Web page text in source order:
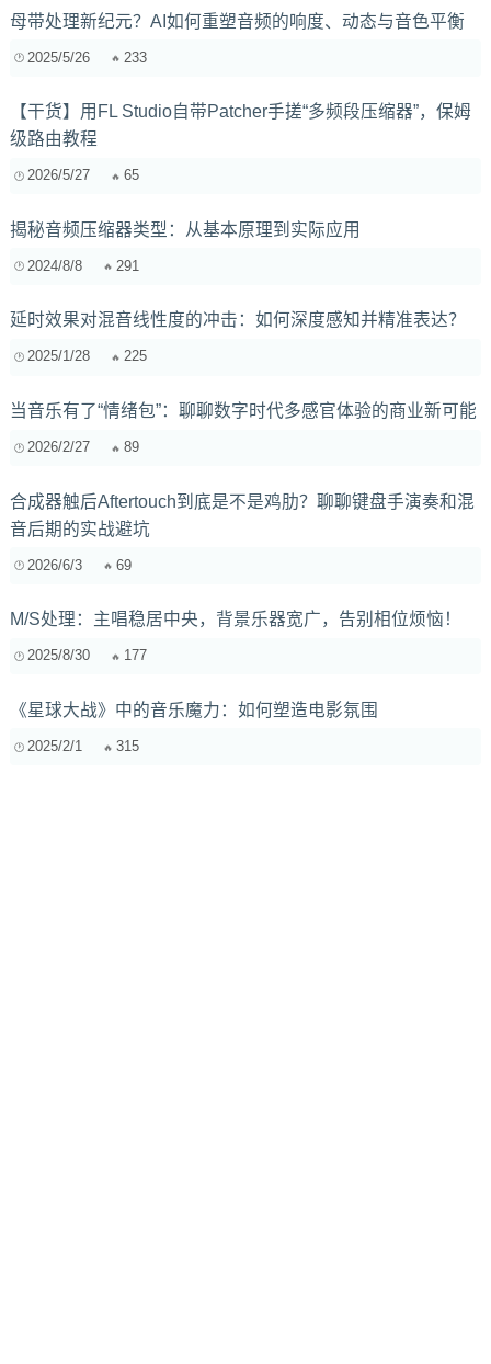
母带处理新纪元？AI如何重塑音频的响度、动态与音色平衡
2025/5/26 233
【干货】用FL Studio自带Patcher手搓“多频段压缩器”，保姆
级路由教程
2026/5/27 65
揭秘音频压缩器类型：从基本原理到实际应用
2024/8/8 291
延时效果对混音线性度的冲击：如何深度感知并精准表达？
2025/1/28 225
当音乐有了“情绪包”：聊聊数字时代多感官体验的商业新可能
2026/2/27 89
合成器触后Aftertouch到底是不是鸡肋？聊聊键盘手演奏和混
音后期的实战避坑
2026/6/3 69
M/S处理：主唱稳居中央，背景乐器宽广，告别相位烦恼！
2025/8/30 177
《星球大战》中的音乐魔力：如何塑造电影氛围
2025/2/1 315